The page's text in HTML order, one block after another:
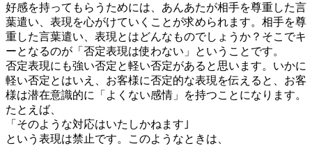
好感を持ってもらうためには、あんあたが相手を尊重した言
葉遣い、表現を心がけていくことが求められます。相手を尊
重した言葉遣い、表現とはどんなものでしょうか？そこでキ
ーとなるのが「否定表現は使わない」ということです。
否定表現にも強い否定と軽い否定があると思います。いかに
軽い否定とはいえ、お客様に否定的な表現を伝えると、お客
様は潜在意識的に「よくない感情」を持つことになります。
たとえば、
「そのような対応はいたしかねます｣
という表現は禁止です。このようなときは、